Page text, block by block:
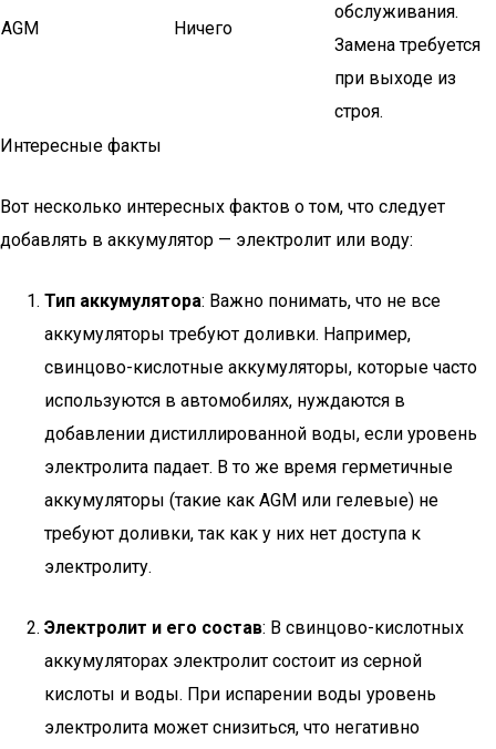
AGM Ничего
обслуживания.
Замена требуется
при выходе из
строя.
Интересные факты
Вот несколько интересных фактов о том, что следует
добавлять в аккумулятор — электролит или воду:
Тип аккумулятора: Важно понимать, что не все
аккумуляторы требуют доливки. Например,
свинцово-кислотные аккумуляторы, которые часто
используются в автомобилях, нуждаются в
добавлении дистиллированной воды, если уровень
электролита падает. В то же время герметичные
аккумуляторы (такие как AGM или гелевые) не
требуют доливки, так как у них нет доступа к
электролиту.
Электролит и его состав: В свинцово-кислотных
аккумуляторах электролит состоит из серной
кислоты и воды. При испарении воды уровень
электролита может снизиться, что негативно